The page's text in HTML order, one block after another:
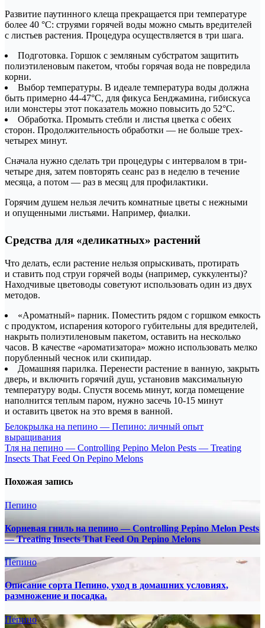
Развитие паутинного клеща прекращается при температуре
более 40 °С: струями горячей воды можно смыть вредителей
с листьев растения. Процедура осуществляется в три шага.
Подготовка. Горшок с земляным субстратом защитить
полиэтиленовым пакетом, чтобы горячая вода не повредила
корни.
Выбор температуры. В идеале температура воды должна
быть примерно 44-47°С, для фикуса Бенджамина, гибискуса
или монстеры этот показатель можно повысить до 52°С.
Обработка. Промыть стебли и листья цветка с обеих
сторон. Продолжительность обработки — не больше трех-
четырех минут.
Сначала нужно сделать три процедуры с интервалом в три-
четыре дня, затем повторять сеанс раз в неделю в течение
месяца, а потом — раз в месяц для профилактики.
Горячим душем нельзя лечить комнатные цветы с нежными
и опущенными листьями. Например, фиалки.
Средства для «деликатных» растений
Что делать, если растение нельзя опрыскивать, протирать
и ставить под струи горячей воды (например, суккуленты)?
Находчивые цветоводы советуют использовать один из двух
методов.
«Ароматный» парник. Поместить рядом с горшком емкость
с продуктом, испарения которого губительны для вредителей,
накрыть полиэтиленовым пакетом, оставить на несколько
часов. В качестве «ароматизатора» можно использовать мелко
порубленный чеснок или скипидар.
Домашняя парилка. Перенести растение в ванную, закрыть
дверь, и включить горячий душ, установив максимальную
температуру воды. Спустя восемь минут, когда помещение
наполнится теплым паром, нужно засечь 10-15 минут
и оставить цветок на это время в ванной.
Навигация
по
записям
Белокрылка на пепино — Пепино: личный опыт
выращивания
Тля на пепино — Controlling Pepino Melon Pests — Treating
Insects That Feed On Pepino Melons
Похожая запись
Пепино
Корневая гниль на пепино — Controlling Pepino Melon Pests
— Treating Insects That Feed On Pepino Melons
Пепино
Описание сорта Пепино, уход в домашних условиях,
размножение и посадка.
Пепино